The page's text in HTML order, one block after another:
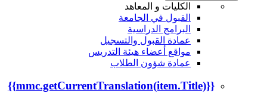
الكليات و المعاهد
القبول في الجامعة
البرامج الدراسية
عمادة القبول والتسجيل
مواقع أعضاء هيئة التدريس
عمادة شؤون الطلاب
{{mmc.getCurrentTranslation(item.Title)}}